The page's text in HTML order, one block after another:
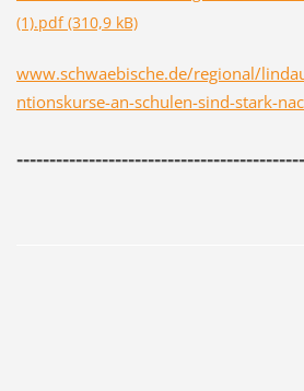
(1).pdf (310,9 kB)
www.schwaebische.de/regional/
ntionskurse-an-schulen-sind-stark-